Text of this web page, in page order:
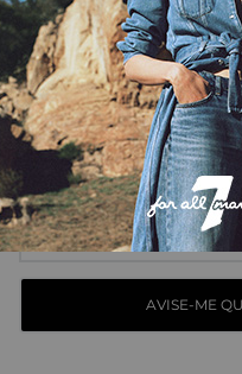
XS S M L